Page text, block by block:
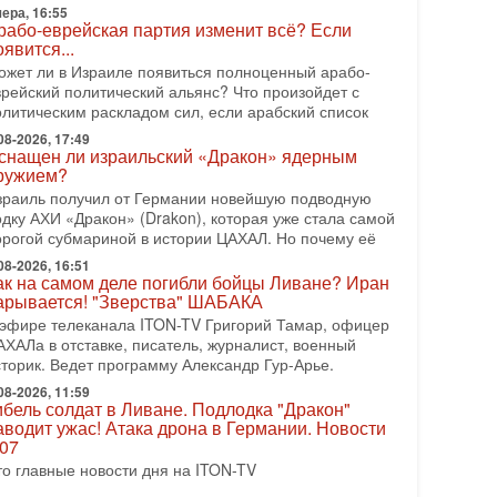
и Иран: последний шанс - НОВОСТИ
08/2026
США Дональд Трамп объявил о
переговоров с Ираном, но Тегеран пока
подтвердил готовность к диалогу. По словам
2026, 08:42
отменил удар по Ирану - НОВОСТИ
08/2026
США Дональд Трамп сегодня заявил об
подготовленного удара по Ирану после
Тегерана и других стран региона. По его
2026, 17:50
голос» Израиля: кто заберет его на этот
русскоязычных репатриантов не раз кардинально
политический ландшафт Израиля. Достаточно
взлет партии «Исраэль ба-алия», когда
07-2026, 17:00
закрытых дверей: о чём на самом деле
Трамп и Нетаньяху?
визит премьер-министра Израиля Биньямина
16:55
еврейская партия изменит всё? Если
ли в Израиле появиться полноценный арабо-
политический альянс? Что произойдет с
раскладом сил, если арабский список
2026, 17:49
ли израильский «Дракон» ядерным
получил от Германии новейшую подводную
АХИ «Дракон» (Drakon), которая уже стала самой
субмариной в истории ЦАХАЛ. Но почему её
2026, 16:51
на самом деле погибли бойцы Ливане? Иран
"Зверства" ШАБАКА
телеканала ITON-TV Григорий Тамар, офицер
в отставке, писатель, журналист, военный
Ведет программу Александр Гур-Арье.
2026, 11:59
солдат в Ливане. Подлодка "Дракон"
ужас! Атака дрона в Германии. Новости
главные новости дня на ITON-TV